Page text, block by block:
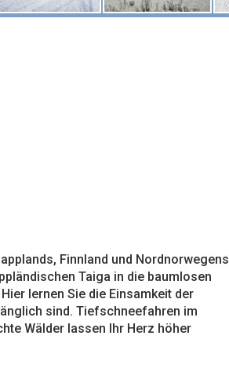
Finnland und Nordnorwegens
Taiga in die baumlosen
lernen Sie die Einsamkeit der
sind. Tiefschneefahren im
Wälder lassen Ihr Herz höher